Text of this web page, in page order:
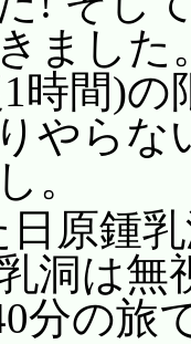
クロ
か, 今
ん先
る図が
まし
時間)
やらな
。
原鍾
洞は無
分の旅